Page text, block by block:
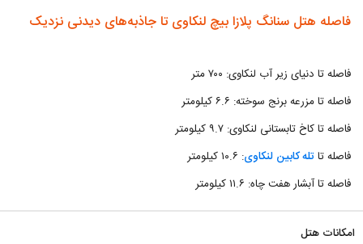
فاصله هتل سنانگ پلازا بیچ لنکاوی تا جاذبه‌های دیدنی نزدیک
فاصله تا دنیای زیر آب لنکاوی: ۷۰۰ متر
فاصله تا مزرعه برنج سوخته: ۶.۶ کیلومتر
فاصله تا کاخ تابستانی لنکاوی: ۹.۷ کیلومتر
فاصله تاتله کابین لنکاوی: ۱۰.۶ کیلومتر
فاصله تا آبشار هفت چاه: ۱۱.۶ کیلومتر
امکانات هتل